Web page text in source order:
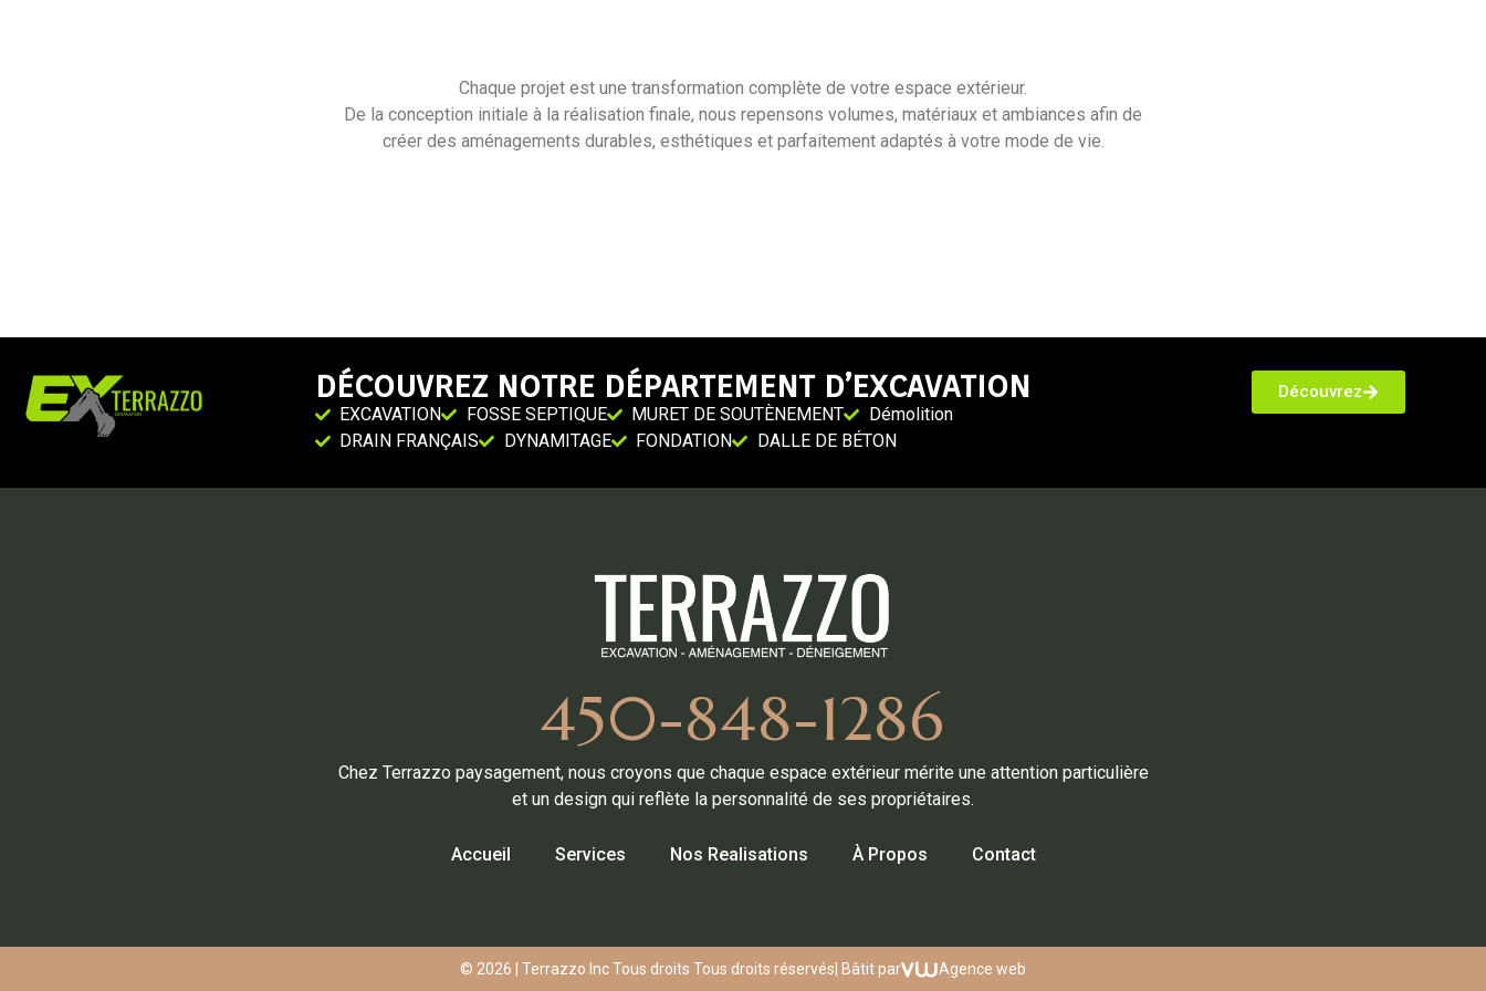
Chaque projet est une transformation complète de votre espace extérieur.
De la conception initiale à la réalisation finale, nous repensons volumes, matériaux et ambiances afin de
créer des aménagements durables, esthétiques et parfaitement adaptés à votre mode de vie.
Avant Après Avant Après
DÉCOUVREZ NOTRE DÉPARTEMENT D’EXCAVATION
EXCAVATION FOSSE SEPTIQUE MURET DE SOUTÈNEMENT
Démolition
DRAIN FRANÇAIS
DYNAMITAGE FONDATION DALLE DE BÉTON
Découvrez
450-848-1286
Chez Terrazzo paysagement, nous croyons que chaque espace extérieur mérite une attention particulière
et un design qui reflète la personnalité de ses propriétaires.
Accueil Services Nos Realisations À Propos Contact
© 2026 | Terrazzo Inc Tous droits Tous droits réservés | Bâtit par Agence web